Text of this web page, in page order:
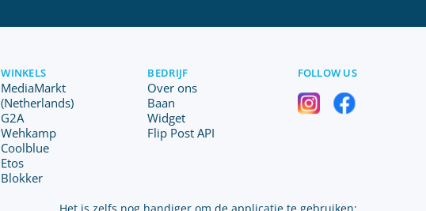
WINKELS
MediaMarkt
(Netherlands)
G2A
Wehkamp
Coolblue
Etos
Blokker
BEDRIJF
Over ons
Baan
Widget
Flip Post API
FOLLOW US